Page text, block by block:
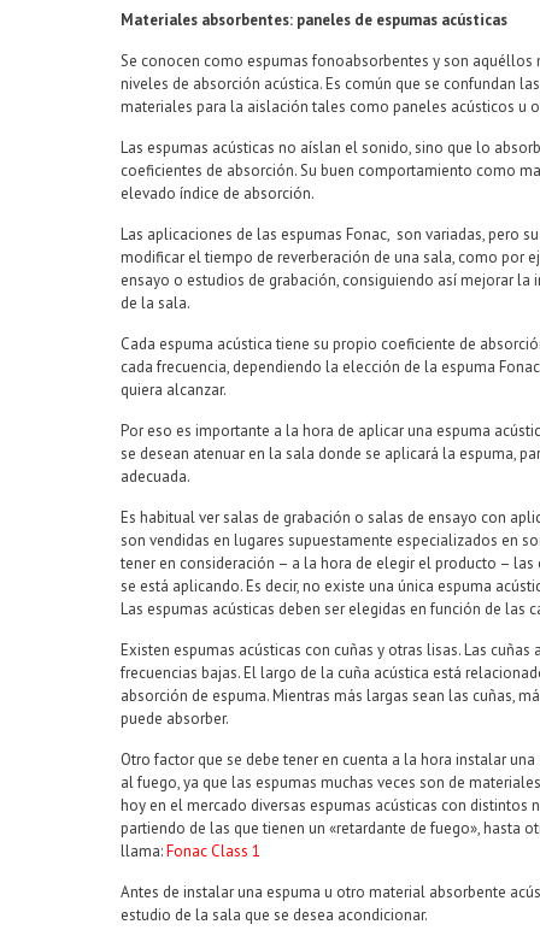
Materiales absorbentes: paneles de espumas acústicas
Se conocen como espumas fonoabsorbentes y son
niveles de absorción acústica. Es común que se confundan
materiales para la aislación tales como paneles acústicos u
Las espumas acústicas no aíslan el sonido, sino que lo
coeficientes de absorción. Su buen comportamiento como
elevado índice de absorción.
Las aplicaciones de las espumas Fonac, son variadas, pero
modificar el tiempo de reverberación de una sala, como por
ensayo o estudios de grabación, consiguiendo así mejorar
de la sala.
Cada espuma acústica tiene su propio coeficiente de
cada frecuencia, dependiendo la elección de la espuma
quiera alcanzar.
Por eso es importante a la hora de aplicar una espuma
se desean atenuar en la sala donde se aplicará la espuma,
adecuada.
Es habitual ver salas de grabación o salas de ensayo con
son vendidas en lugares supuestamente especializados en
tener en consideración – a la hora de elegir el producto –
se está aplicando. Es decir, no existe una única espuma
Las espumas acústicas deben ser elegidas en función de las
Existen espumas acústicas con cuñas y otras lisas. Las
frecuencias bajas. El largo de la cuña acústica está
absorción de espuma. Mientras más largas sean las cuñas,
puede absorber.
Otro factor que se debe tener en cuenta a la hora instalar
al fuego, ya que las espumas muchas veces son de
hoy en el mercado diversas espumas acústicas con distintos
partiendo de las que tienen un «retardante de fuego», hasta
llama:Fonac Class 1
Antes de instalar una espuma u otro material absorbente
estudio de la sala que se desea acondicionar.